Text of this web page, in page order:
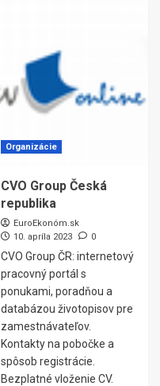
Organizácie
CVO Group Česká
republika
EuroEkonóm.sk
10. apríla 2023
0
CVO Group ČR: internetový
pracovný portál s
ponukami, poradňou a
databázou životopisov pre
zamestnávateľov.
Kontakty na pobočke a
spôsob registrácie.
Bezplatné vloženie CV.